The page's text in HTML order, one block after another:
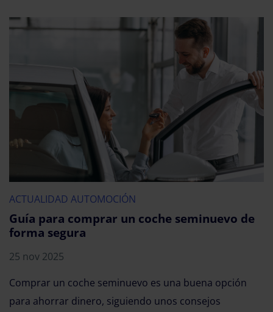
ACTUALIDAD AUTOMOCIÓN
Guía para comprar un coche seminuevo de
forma segura
25 nov 2025
Comprar un coche seminuevo es una buena opción
para ahorrar dinero, siguiendo unos consejos